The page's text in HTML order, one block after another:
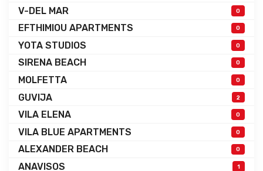
V-DEL MAR 0
EFTHIMIOU APARTMENTS 0
YOTA STUDIOS 0
SIRENA BEACH 0
MOLFETTA 0
GUVIJA 2
VILA ELENA 0
VILA BLUE APARTMENTS 0
ALEXANDER BEACH 0
ANAVISOS 1